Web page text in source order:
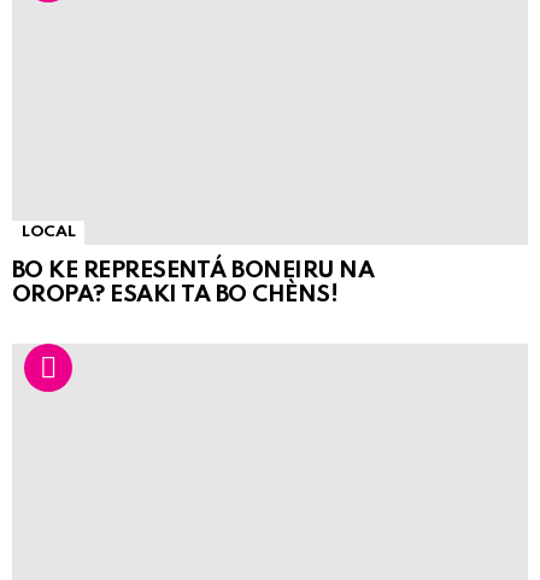
LOCAL
BO KE REPRESENTÁ BONEIRU NA
OROPA? ESAKI TA BO CHÈNS!